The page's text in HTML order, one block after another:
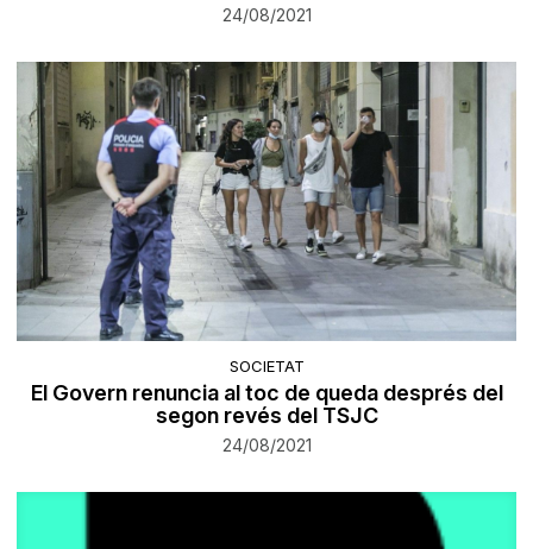
24/08/2021
SOCIETAT
El Govern renuncia al toc de queda després del
segon revés del TSJC
24/08/2021